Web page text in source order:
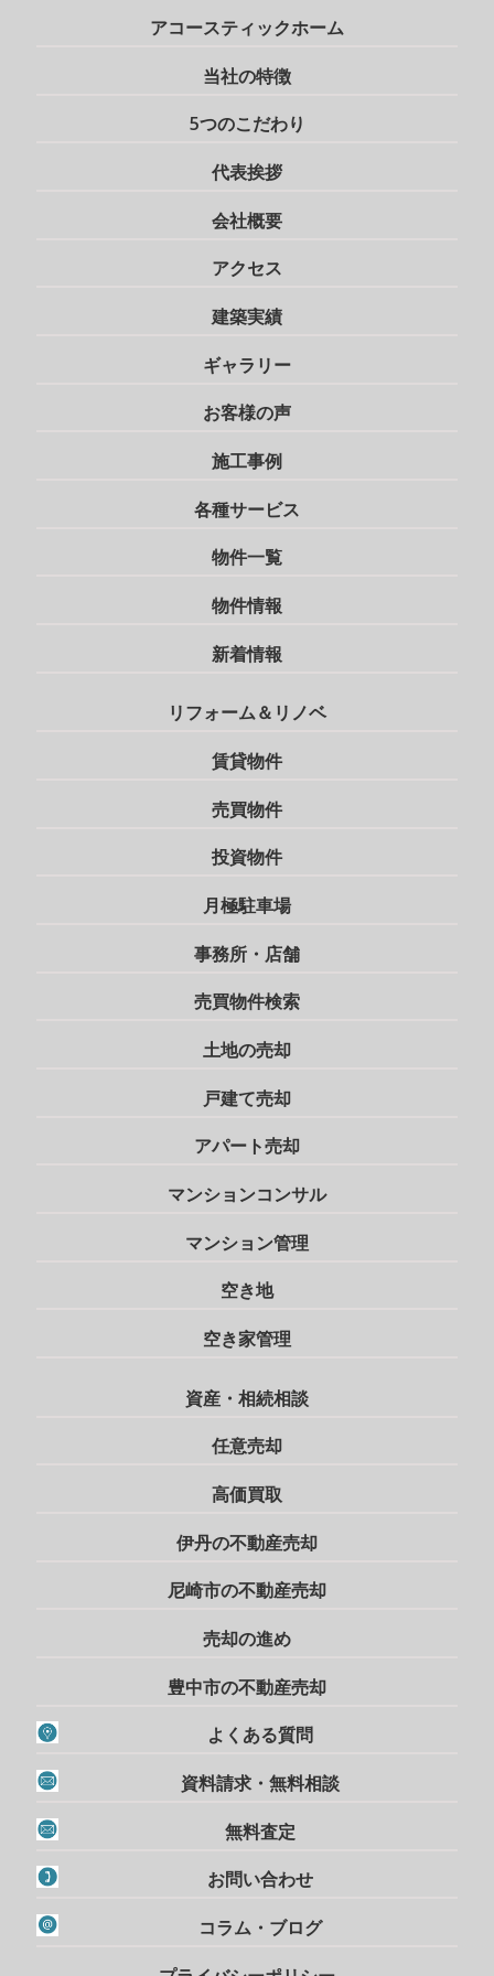
アコースティックホーム
当社の特徴
5つのこだわり
代表挨拶
会社概要
アクセス
建築実績
ギャラリー
お客様の声
施工事例
各種サービス
物件一覧
物件情報
新着情報
リフォーム＆リノベ
賃貸物件
売買物件
投資物件
月極駐車場
事務所・店舗
売買物件検索
土地の売却
戸建て売却
アパート売却
マンションコンサル
マンション管理
空き地
空き家管理
資産・相続相談
任意売却
高価買取
伊丹の不動産売却
尼崎市の不動産売却
売却の進め
豊中市の不動産売却
よくある質問
資料請求・無料相談
無料査定
お問い合わせ
コラム・ブログ